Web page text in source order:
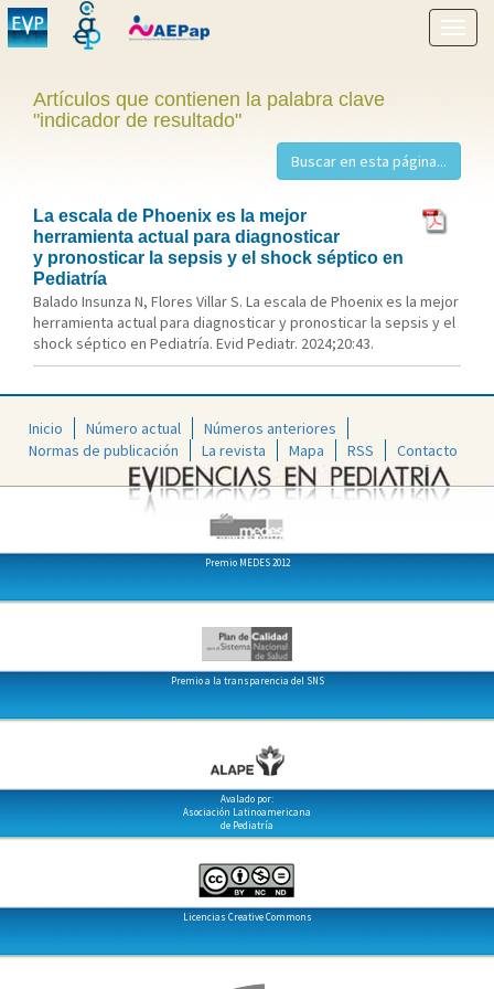
menú
Artículos que contienen la palabra clave
"indicador de resultado"
La escala de Phoenix es la mejor
herramienta actual para diagnosticar
y pronosticar la sepsis y el shock séptico en
Pediatría
Balado Insunza N, Flores Villar S. La escala de Phoenix es la mejor
herramienta actual para diagnosticar y pronosticar la sepsis y el
shock séptico en Pediatría. Evid Pediatr. 2024;20:43.
Inicio Número actual
Números anteriores
Normas de publicación
La revista Mapa RSS Contacto
Premio MEDES 2012
Premio a la transparencia del SNS
Avalado por:
Asociación Latinoamericana
de Pediatría
Licencias Creative Commons